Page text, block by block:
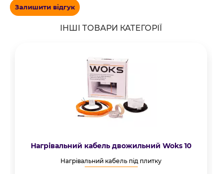
Залишити відгук
ІНШІ ТОВАРИ КАТЕГОРІЇ
Нагрівальний кабель двожильний Woks 10
Нагрівальний кабель під плитку